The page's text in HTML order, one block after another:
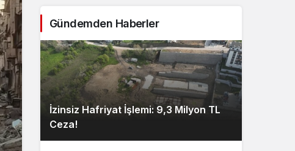
Gündemden Haberler
İzinsiz Hafriyat İşlemi: 9,3 Milyon TL
Ceza!